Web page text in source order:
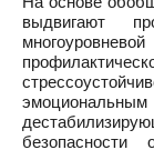
выдвигают
безопасности